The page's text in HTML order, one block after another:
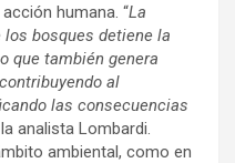
humana. “La
bosques detiene la
que también genera
al
las consecuencias
analista Lombardi.
ambiental, como en